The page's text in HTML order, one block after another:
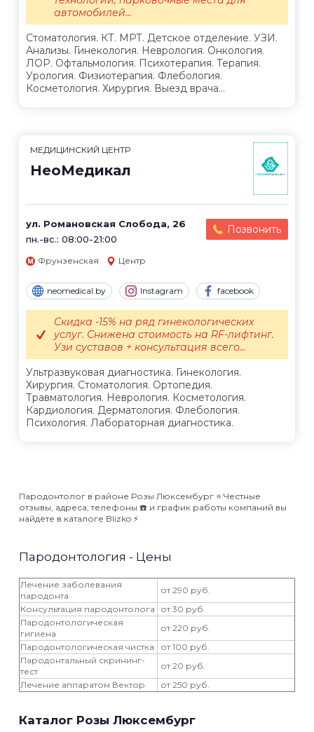
Стоматология. КТ. МРТ. Детское отделение. УЗИ.
Анализы. Гинекология. Неврология. Онкология.
ЛОР. Офтальмология. Психотерапия. Терапия.
Урология. Физиотерапия. Флебология.
Косметология. Хирургия. Выезд врача...
автомобилей...
МЕДИЦИНСКИЙ ЦЕНТР
НеоМедикал
ул. Романовская Слобода, 26
пн.-вс.: 08:00-21:00
Позвонить
Фрунзенская Центр
neomedical.by Instagram facebook
Ультразвуковая диагностика. Гинекология.
Хирургия. Стоматология. Ортопедия.
Травматология. Неврология. Косметология.
Кардиология. Дерматология. Флебология.
Психология. Лабораторная диагностика.
Скидка -15% на ряд гинекологических
услуг. Снижена стоимость на RF-лифтинг.
Узи суставов + консультация всего...
Пародонтолог в районе Розы Люксембург ⭐️ Честные
отзывы, адреса, телефоны ☎️ и график работы компаний вы
найдёте в каталоге Blizko ⚡️
Пародонтология - Цены
Лечение заболевания
пародонта
от 290 руб.
Консультация пародонтолога
от 30 руб.
Пародонтологическая
гигиена
от 220 руб.
Пародонтологическая чистка
от 100 руб.
Пародонтальный скрининг-
тест
от 20 руб.
Лечение аппаратом Вектор
от 250 руб.
Каталог Розы Люксембург